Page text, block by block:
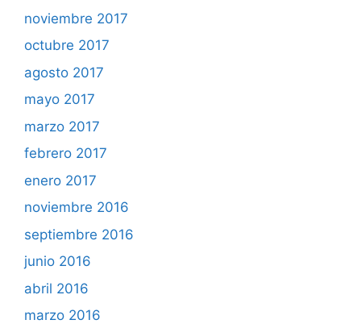
noviembre 2017
octubre 2017
agosto 2017
mayo 2017
marzo 2017
febrero 2017
enero 2017
noviembre 2016
septiembre 2016
junio 2016
abril 2016
marzo 2016